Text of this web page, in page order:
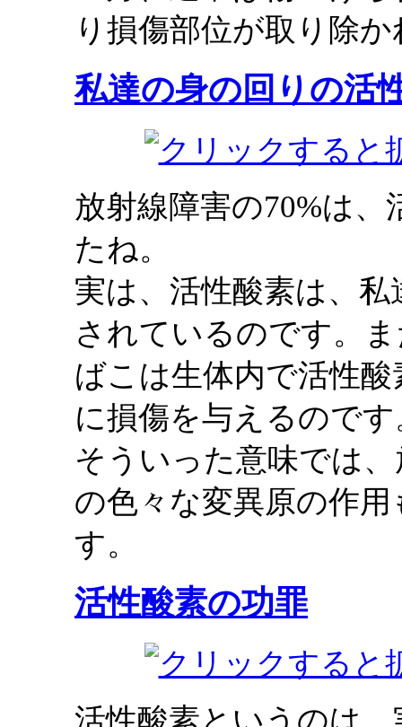
り損傷部位が取り除
私達の身の回りの活
放射線障害の70%は
たね。
実は、活性酸素は、
されているのです。
ばこは生体内で活性
に損傷を与えるのです
そういった意味では
の色々な変異原の作
す。
活性酸素の功罪